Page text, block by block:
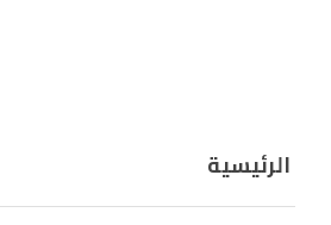
الرئيسية